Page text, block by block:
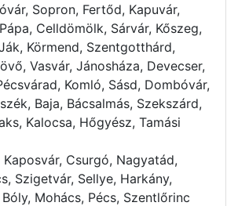
Sopron, Fertőd, Kapuvár,
Celldömölk, Sárvár, Kőszeg,
Körmend, Szentgotthárd,
Vasvár, Jánosháza, Devecser,
Komló, Sásd, Dombóvár,
Baja, Bácsalmás, Szekszárd,
Kalocsa, Hőgyész, Tamási
Csurgó, Nagyatád,
Szigetvár, Sellye, Harkány,
Mohács, Pécs, Szentlőrinc